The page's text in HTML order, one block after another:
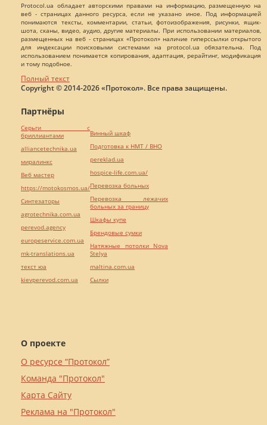
Protocol.ua обладает авторскими правами на информацию, размещенную на
веб - страницах данного ресурса, если не указано иное. Под информацией
понимаются тексты, комментарии, статьи, фотоизображения, рисунки, ящик-
шота, сканы, видео, аудио, другие материалы. При использовании материалов,
размещенных на веб - страницах «Протокол» наличие гиперссылки открытого
для индексации поисковыми системами на protocol.ua обязательна. Под
использованием понимается копирования, адаптация, рерайтинг, модификация
и тому подобное.
Полный текст
Copyright © 2014-2026 «Протокол». Все права защищены.
О проекте
О ресурсе “Протокол”
Команда "Протокол"
Карта Сайту
Реклама на "Протокол"
Партнёры
Серьги с
бриллиантами
alliancetechnika.ua
миралинкс
Веб мастер
https://motokosmos.ua/
Синтезаторы
agrotechnika.com.ua
perevod.agency
europeservice.com.ua
mk-translations.ua
текст юа
kievperevod.com.ua
Винный шкаф
Подготовка к НМТ / ВНО
pereklad.ua
hospice-life.com.ua/
Перевозка больных
Перевозка лежачих
больных за границу
Шкафы купе
Брендовые сумки
Натяжные потолки Nova
Stelya
maltina.com.ua
Cылки